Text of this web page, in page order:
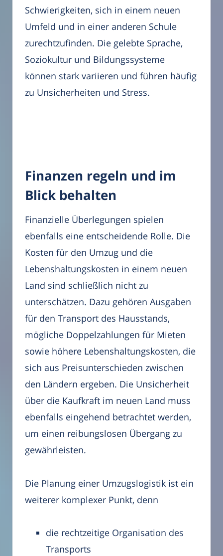
Schwierigkeiten, sich in einem neuen
Umfeld und in einer anderen Schule
zurechtzufinden. Die gelebte Sprache,
Soziokultur und Bildungssysteme
können stark variieren und führen häufig
zu Unsicherheiten und Stress.
Finanzen regeln und im
Blick behalten
Finanzielle Überlegungen spielen
ebenfalls eine entscheidende Rolle. Die
Kosten für den Umzug und die
Lebenshaltungskosten in einem neuen
Land sind schließlich nicht zu
unterschätzen. Dazu gehören Ausgaben
für den Transport des Hausstands,
mögliche Doppelzahlungen für Mieten
sowie höhere Lebenshaltungskosten, die
sich aus Preisunterschieden zwischen
den Ländern ergeben. Die Unsicherheit
über die Kaufkraft im neuen Land muss
ebenfalls eingehend betrachtet werden,
um einen reibungslosen Übergang zu
gewährleisten.
Die Planung einer Umzugslogistik ist ein
weiterer komplexer Punkt, denn
die rechtzeitige Organisation des
Transports